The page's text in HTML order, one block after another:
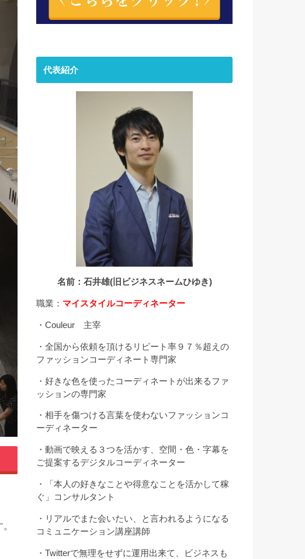
代表紹介
名前：石井雄(旧ビジネスネームひゆき)
職業： マイスタイルコーディネーター
・Couleur 主宰
・全国から依頼を頂けるリピート率９７％超えの
ファッションコーディネート専門家
・好きな色を使ったコーディネートが出来るファ
ッションの専門家
・相手を傷つける言葉を使わないファッションコ
ーディネーター
・動画で映える３つを活かす、空間・色・字幕を
ご提案するデジタルコーディネーター
・「本人の好きなことや得意なことを活かして稼
ぐ」コンサルタント
・リアルでまた会いたい、と言われるようになる
コミュニケーション講座講師
・Twitterで無理をせずに運用出来て、ビジネスも